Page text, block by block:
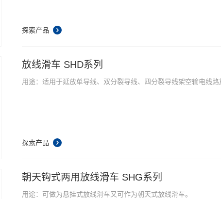
探索产品
放线滑车 SHD系列
用途：适用于延放单导线、双分裂导线、四分裂导线架空输电线路
探索产品
朝天钩式两用放线滑车 SHG系列
用途：可做为悬挂式放线滑车又可作为朝天式放线滑车。